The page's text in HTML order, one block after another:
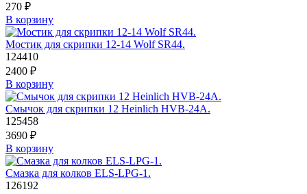
270 ₽
В корзину
Мостик для скрипки 12-14 Wolf SR44.
124410
2400 ₽
В корзину
Смычок для скрипки 12 Heinlich HVB-24A.
125458
3690 ₽
В корзину
Смазка для колков ELS-LPG-1.
126192